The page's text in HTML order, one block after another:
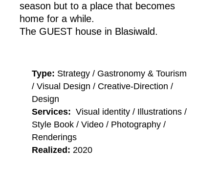
season but to a place that becomes
home for a while.
The GUEST house in Blasiwald.
Type: Strategy / Gastronomy & Tourism
/ Visual Design / Creative-Direction /
Design
Services: Visual identity / Illustrations /
Style Book / Video / Photography /
Renderings
Realized: 2020